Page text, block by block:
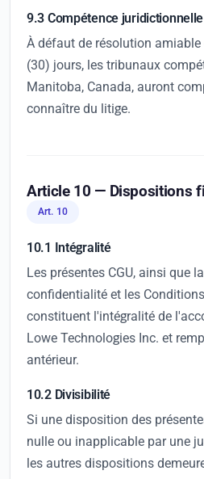
9.3 Compétence juridictionnelle
À défaut de résolution
(30) jours, les tribunaux
Manitoba, Canada, auront
connaître du litige.
Article 10 — Dispositions
Art. 10
10.1 Intégralité
Les présentes CGU, ainsi que
confidentialité et les
constituent l'intégralité de
Lowe Technologies Inc. et
antérieur.
10.2 Divisibilité
Si une disposition des
nulle ou inapplicable par une
les autres dispositions